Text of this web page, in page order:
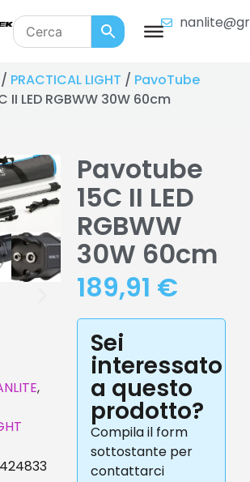
/ PRACTICAL LIGHT / PavoTube
II LED RGBWW 30W 60cm
,
Pavotube
15C II LED
RGBWW
30W 60cm
189,91 €
Sei
interessato
a questo
prodotto?
Compila il form
sottostante per
contattarci